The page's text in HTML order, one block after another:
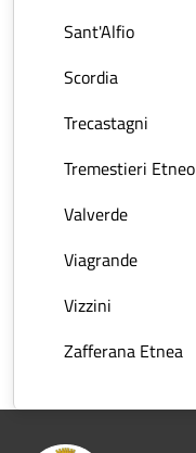
Sant'Alfio
Scordia
Trecastagni
Tremestieri Etneo
Valverde
Viagrande
Vizzini
Zafferana Etnea